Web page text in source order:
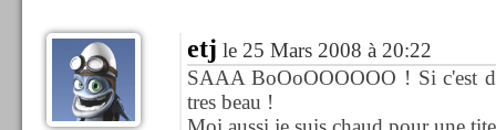
etj le 25 Mars 2008 à 20:22
SAAA BoOoOOOOOO ! Si c'est
tres beau !